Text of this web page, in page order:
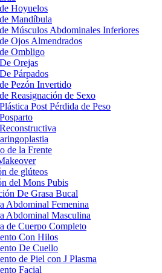
Hoyuelos
Mandíbula
Músculos Abdominales Inferiores
Ojos Almendrados
Ombligo
Orejas
Párpados
Pezón Invertido
Reasignación de Sexo
Post Pérdida de Peso
de la Frente
de glúteos
del Mons Pubis
De Grasa Bucal
Abdominal Femenina
Abdominal Masculina
de Cuerpo Completo
Con Hilos
De Cuello
de Piel con J Plasma
Facial